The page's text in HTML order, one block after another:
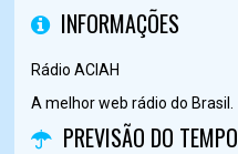
INFORMAÇÕES
Rádio ACIAH
A melhor web rádio do Brasil.
PREVISÃO DO TEMPO